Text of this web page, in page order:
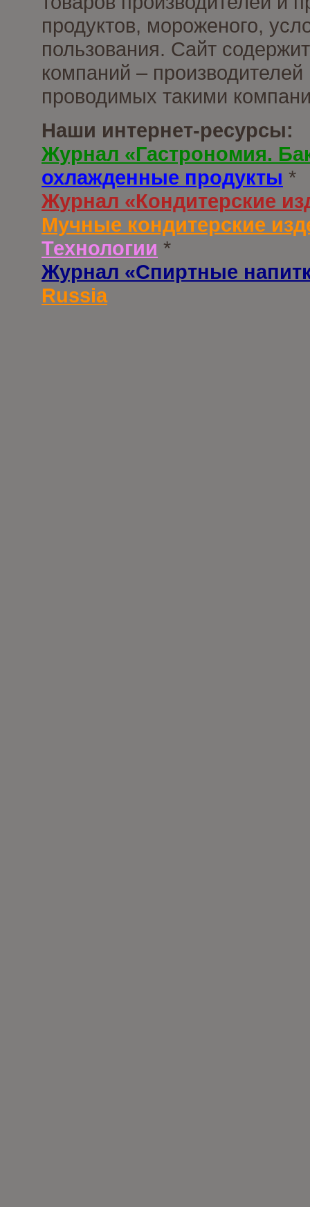
продуктов, мороженого,
пользования. Сайт
компаний –
проводимых такими
Наши интернет-ресурсы:
Журнал «Гастрономия.
охлажденные продукты *
Журнал «Кондитерские
Мучные кондитерские
Технологии *
Журнал «Спиртные
Russia